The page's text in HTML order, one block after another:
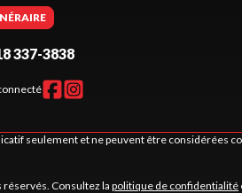
337-3838
seulement et ne peuvent être considérées
réservés. Consultez lapolitique de confidentialité